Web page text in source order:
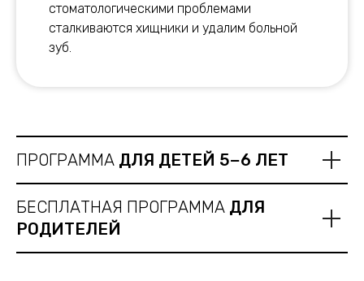
стоматологическими проблемами
сталкиваются хищники и удалим больной
зуб.
ПРОГРАММА ДЛЯ ДЕТЕЙ 5−6 ЛЕТ
БЕСПЛАТНАЯ ПРОГРАММА ДЛЯ
РОДИТЕЛЕЙ